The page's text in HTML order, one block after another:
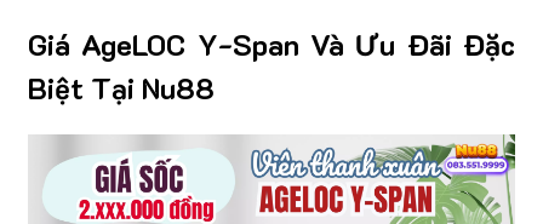
Giá AgeLOC Y-Span Và Ưu Đãi Đặc
Biệt Tại Nu88